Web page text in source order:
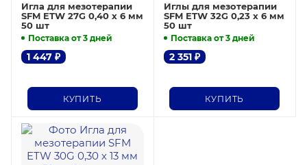
Игла для мезотерапии
SFM ETW 27G 0,40 х 6 мм
50 шт
Поставка от 3 дней
1 447 ₽
КУПИТЬ
Иглы для мезотерапии
SFM ETW 32G 0,23 х 6 мм
50 шт
Поставка от 3 дней
2 351₽
КУПИТЬ